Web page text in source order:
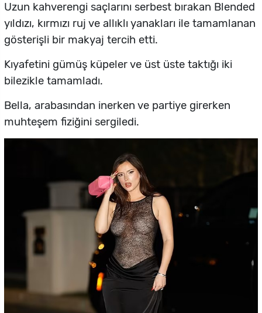
Uzun kahverengi saçlarını serbest bırakan Blended
yıldızı, kırmızı ruj ve allıklı yanakları ile tamamlanan
gösterişli bir makyaj tercih etti.
Kıyafetini gümüş küpeler ve üst üste taktığı iki
bilezikle tamamladı.
Bella, arabasından inerken ve partiye girerken
muhteşem fiziğini sergiledi.